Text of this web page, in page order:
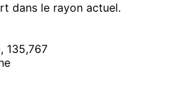
dans le rayon actuel.
135,767